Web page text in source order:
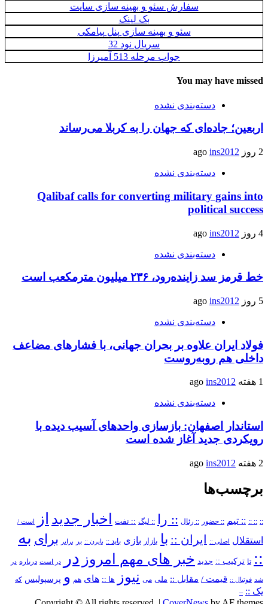
سفارش سئو و بهینه سازی سایت
بک لینک
سئو و بهینه سازی پنل پیامکی
سریال نود 32
جواب مرحله 513 آمیرزا
You may have missed
دسته‌بندی نشده
اربعین؛ جاده‌ای که جهان را به کربلا می‌رساند
2 روز ago ins2012
دسته‌بندی نشده
Qalibaf calls for converting military gains into
political success
4 روز ago ins2012
دسته‌بندی نشده
خط قرمز سد زاینده‌رود، ۲۳۶ میلیون مترمکعب است
5 روز ago ins2012
دسته‌بندی نشده
فولاد ایران علاوه بر بحران جهانی، با فشارهای مضاعف
داخلی هم روبه‌روست
1 هفته ago ins2012
دسته‌بندی نشده
استاندار اصفهان: بازسازی واحدهای آسیب دیده با
رویکردی جدید آغاز شده است
2 هفته ago ins2012
برچسب‌ها
::
:: :: :: تیم :: حضور :: رئال :: را :: لیگ :: نفت اخبار جدید از است /
استقلال اصلی :: ایران :: با بازار بازی باید :: بایرن :: بر برابر برای به
:: تا ترکیب :: جدید خبر های مهم امروز در در است درباره در
شد فوتبال :: قیمت / مقابل :: ملی می نیوز ها :: های هم و پرسپولیس که
یک :: –